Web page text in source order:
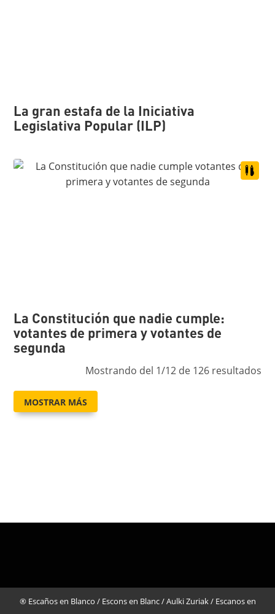
La gran estafa de la Iniciativa
Legislativa Popular (ILP)
La Constitución que nadie cumple:
votantes de primera y votantes de
segunda
Mostrando del 1/12 de 126 resultados
MOSTRAR MÁS
® Escaños en Blanco / Escons en Blanc / Aulki Zuriak / Escanos en